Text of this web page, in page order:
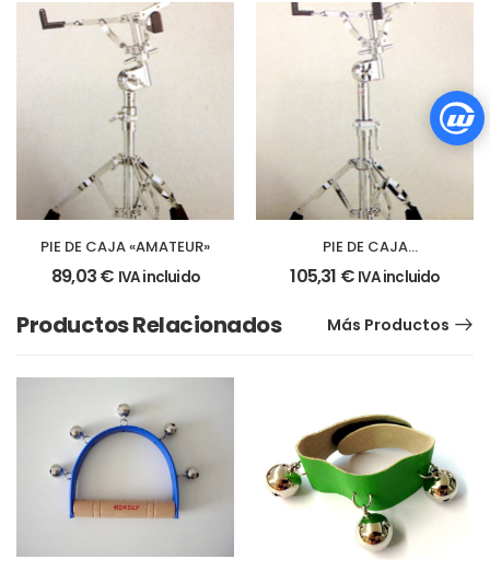
PIE DE CAJA «AMATEUR»
89,03€ IVA incluido
PIE DE CAJA
«PROFESIONAL»
105,31 € IVA incluido
Productos Relacionados Más Productos